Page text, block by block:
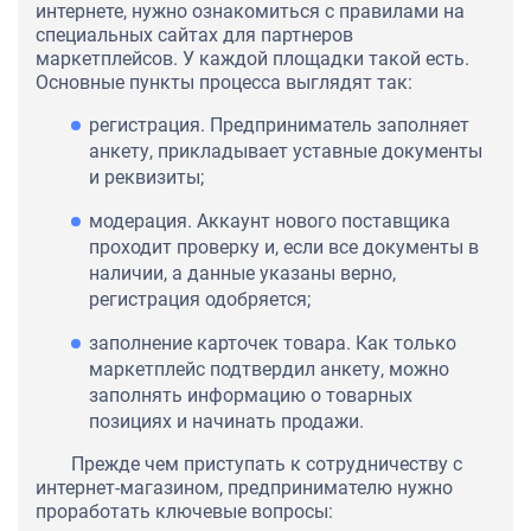
интернете, нужно ознакомиться с правилами на
специальных сайтах для партнеров
маркетплейсов. У каждой площадки такой есть.
Основные пункты процесса выглядят так:
регистрация. Предприниматель заполняет
анкету, прикладывает уставные документы
и реквизиты;
модерация. Аккаунт нового поставщика
проходит проверку и, если все документы в
наличии, а данные указаны верно,
регистрация одобряется;
заполнение карточек товара. Как только
маркетплейс подтвердил анкету, можно
заполнять информацию о товарных
позициях и начинать продажи.
Прежде чем приступать к сотрудничеству с
интернет-магазином, предпринимателю нужно
проработать ключевые вопросы: